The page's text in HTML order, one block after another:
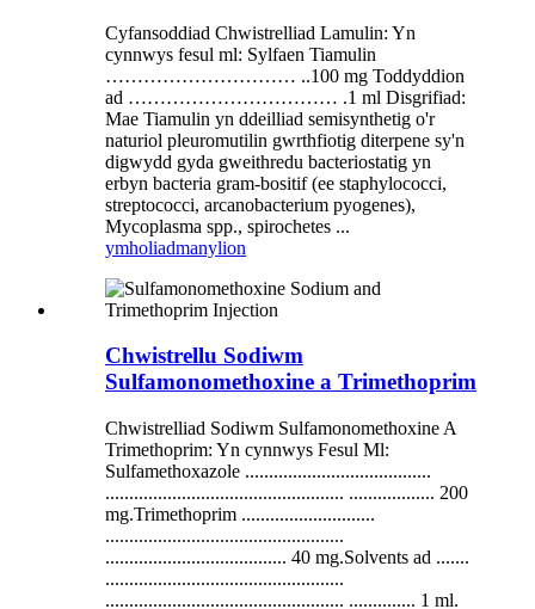
Cyfansoddiad Chwistrelliad Lamulin: Yn
cynnwys fesul ml: Sylfaen Tiamulin
………………………… ..100 mg Toddyddion
ad …………………………… .1 ml Disgrifiad:
Mae Tiamulin yn ddeilliad semisynthetig o'r
naturiol pleuromutilin gwrthfiotig diterpene sy'n
digwydd gyda gweithredu bacteriostatig yn
erbyn bacteria gram-bositif (ee staphylococci,
streptococci, arcanobacterium pyogenes),
Mycoplasma spp., spirochetes ...
ymholiadmanylion
Chwistrellu Sodiwm
Sulfamonomethoxine a Trimethoprim
Chwistrelliad Sodiwm Sulfamonomethoxine A
Trimethoprim: Yn cynnwys Fesul Ml:
Sulfamethoxazole .......................................
.................................................. .................. 200
mg.Trimethoprim ............................
..................................................
...................................... 40 mg.Solvents ad .......
..................................................
.................................................. .............. 1 ml.